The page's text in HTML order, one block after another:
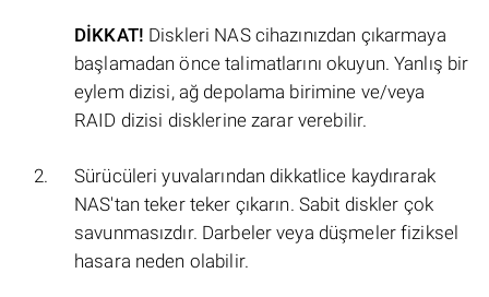
DİKKAT! Diskleri NAS cihazınızdan çıkarmaya
başlamadan önce talimatlarını okuyun. Yanlış bir
eylem dizisi, ağ depolama birimine ve/veya
RAID dizisi disklerine zarar verebilir.
Sürücüleri yuvalarından dikkatlice kaydırarak
NAS'tan teker teker çıkarın. Sabit diskler çok
savunmasızdır. Darbeler veya düşmeler fiziksel
hasara neden olabilir.